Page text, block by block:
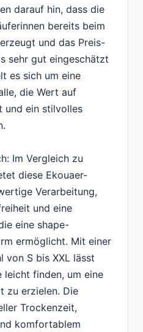
darauf hin, dass die
bereits beim
und das Preis-
sehr gut eingeschätzt
es sich um eine
die Wert auf
und ein stilvolles
Im Vergleich zu
diese Ekouaer-
Verarbeitung,
und eine
eine shape-
ermöglicht. Mit einer
von S bis XXL lässt
leicht finden, um eine
zu erzielen. Die
Trockenzeit,
komfortablem